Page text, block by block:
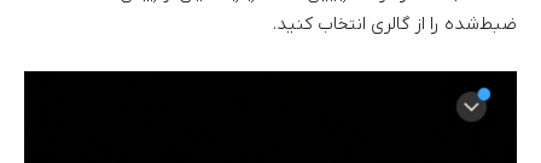
ضبط‌شده را از گالری انتخاب کنید.